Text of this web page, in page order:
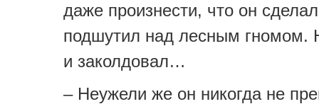
даже произнести, что он
подшутил над лесным гномом.
и заколдовал…
– Неужели же он никогда не